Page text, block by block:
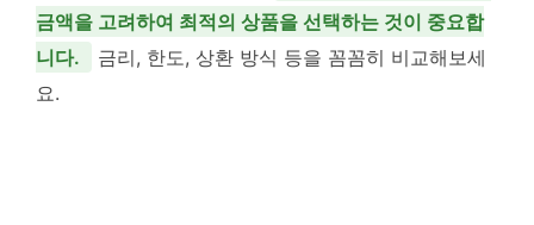
금액을 고려하여 최적의 상품을 선택하는 것이 중요합
니다.
금리, 한도, 상환 방식 등을 꼼꼼히 비교해보세
요.